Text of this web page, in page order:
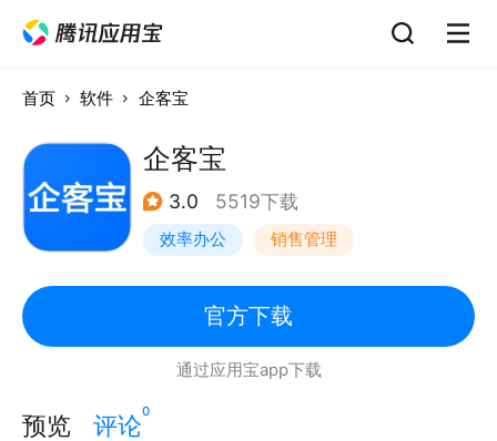
首页 软件 企客宝
企客宝
3.0 5519下载
效率办公 销售管理
官方下载
通过应用宝app下载
预览 评论0